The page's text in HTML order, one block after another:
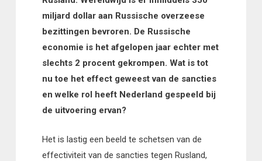
miljard dollar aan Russische overzeese
bezittingen bevroren. De Russische
economie is het afgelopen jaar echter met
slechts 2 procent gekrompen. Wat is tot
nu toe het effect geweest van de sancties
en welke rol heeft Nederland gespeeld bij
de uitvoering ervan?
Het is lastig een beeld te schetsen van de
effectiviteit van de sancties tegen Rusland,